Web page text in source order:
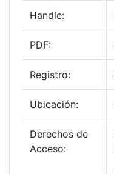
Handle:
PDF:
Registro:
Ubicación:
Derechos de
Acceso: